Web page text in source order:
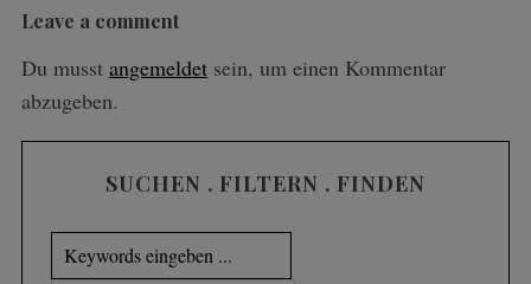
Leave a comment
Du musst angemeldetsein, um einen Kommentar
abzugeben.
SUCHEN . FILTERN . FINDEN